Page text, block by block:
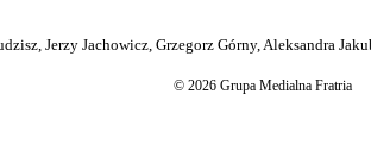
Jerzy Jachowicz, Grzegorz Górny, Aleksandra
© 2026 Grupa Medialna Fratria